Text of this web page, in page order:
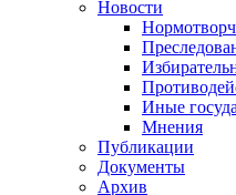
Новости
Иные
Мнения
Публикации
Документы
Архив